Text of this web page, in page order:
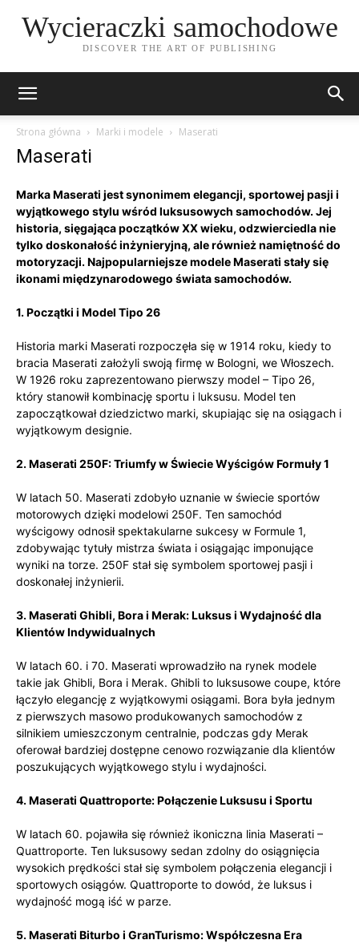
Wycieraczki samochodowe
DISCOVER THE ART OF PUBLISHING
Strona główna Marki i modele Maserati
Maserati
Marka Maserati jest synonimem elegancji, sportowej pasji i
wyjątkowego stylu wśród luksusowych samochodów. Jej
historia, sięgająca początków XX wieku, odzwierciedla nie
tylko doskonałość inżynieryjną, ale również namiętność do
motoryzacji. Najpopularniejsze modele Maserati stały się
ikonami międzynarodowego świata samochodów.
1. Początki i Model Tipo 26
Historia marki Maserati rozpoczęła się w 1914 roku, kiedy to
bracia Maserati założyli swoją firmę w Bologni, we Włoszech.
W 1926 roku zaprezentowano pierwszy model – Tipo 26,
który stanowił kombinację sportu i luksusu. Model ten
zapoczątkował dziedzictwo marki, skupiając się na osiągach i
wyjątkowym designie.
2. Maserati 250F: Triumfy w Świecie Wyścigów Formuły 1
W latach 50. Maserati zdobyło uznanie w świecie sportów
motorowych dzięki modelowi 250F. Ten samochód
wyścigowy odnosił spektakularne sukcesy w Formule 1,
zdobywając tytuły mistrza świata i osiągając imponujące
wyniki na torze. 250F stał się symbolem sportowej pasji i
doskonałej inżynierii.
3. Maserati Ghibli, Bora i Merak: Luksus i Wydajność dla
Klientów Indywidualnych
W latach 60. i 70. Maserati wprowadziło na rynek modele
takie jak Ghibli, Bora i Merak. Ghibli to luksusowe coupe, które
łączyło elegancję z wyjątkowymi osiągami. Bora była jednym
z pierwszych masowo produkowanych samochodów z
silnikiem umieszczonym centralnie, podczas gdy Merak
oferował bardziej dostępne cenowo rozwiązanie dla klientów
poszukujących wyjątkowego stylu i wydajności.
4. Maserati Quattroporte: Połączenie Luksusu i Sportu
W latach 60. pojawiła się również ikoniczna linia Maserati –
Quattroporte. Ten luksusowy sedan zdolny do osiągnięcia
wysokich prędkości stał się symbolem połączenia elegancji i
sportowych osiągów. Quattroporte to dowód, że luksus i
wydajność mogą iść w parze.
5. Maserati Biturbo i GranTurismo: Współczesna Era